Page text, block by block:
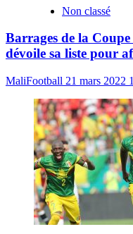
Non classé
Barrages de la
dévoile sa liste pour
MaliFootball 21 mars 2022 1